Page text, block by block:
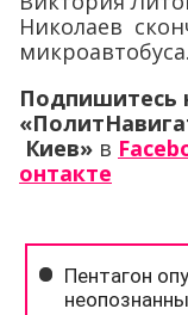
Николаев
микроавтобуса.
Подпишитесь
Киев» в
онтакте